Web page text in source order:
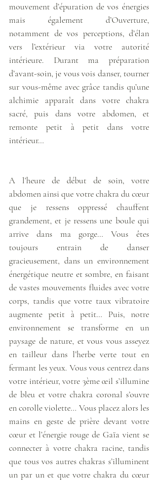
mouvement d’épuration de vos énergies
mais également d’Ouverture,
notamment de vos perceptions, d’élan
vers l’extérieur via votre autorité
intérieure. Durant ma préparation
d’avant-soin, je vous vois danser, tourner
sur vous-même avec grâce tandis qu’une
alchimie apparaît dans votre chakra
sacré, puis dans votre abdomen, et
remonte petit à petit dans votre
intérieur…
A l’heure de début de soin, votre
abdomen ainsi que votre chakra du cœur
que je ressens oppressé chauffent
grandement, et je ressens une boule qui
arrive dans ma gorge… Vous êtes
toujours entrain de danser
gracieusement, dans un environnement
énergétique neutre et sombre, en faisant
de vastes mouvements fluides avec votre
corps, tandis que votre taux vibratoire
augmente petit à petit… Puis, notre
environnement se transforme en un
paysage de nature, et vous vous asseyez
en tailleur dans l’herbe verte tout en
fermant les yeux. Vous vous centrez dans
votre intérieur, votre 3ème œil s’illumine
de bleu et votre chakra coronal s’ouvre
en corolle violette… Vous placez alors les
mains en geste de prière devant votre
cœur et l’énergie rouge de Gaïa vient se
connecter à votre chakra racine, tandis
que tous vos autres chakras s’illuminent
un par un et que votre chakra du cœur